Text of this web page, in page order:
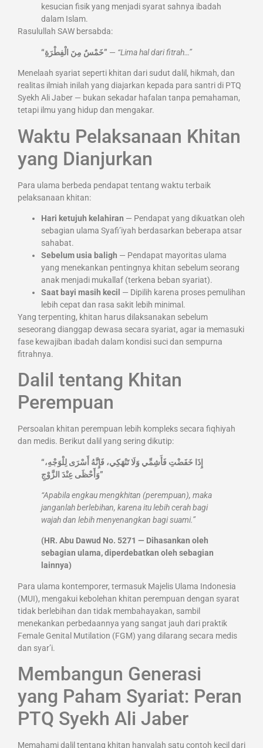
kesucian fisik yang menjadi syarat sahnya ibadah
dalam Islam.
Rasulullah SAW bersabda:
“خَمْسٌ مِنَ الْفِطْرَةِ” — “Lima hal dari fitrah…”
Menelaah syariat seperti khitan dari sudut dalil, hikmah, dan
realitas ilmiah inilah yang diajarkan kepada para santri di PTQ
Syekh Ali Jaber — bukan sekadar hafalan tanpa pemahaman,
tetapi ilmu yang hidup dan mengakar.
Waktu Pelaksanaan Khitan
yang Dianjurkan
Para ulama berbeda pendapat tentang waktu terbaik
pelaksanaan khitan:
Hari ketujuh kelahiran — Pendapat yang dikuatkan oleh
sebagian ulama Syafi’iyah berdasarkan beberapa atsar
sahabat.
Sebelum usia baligh — Pendapat mayoritas ulama
yang menekankan pentingnya khitan sebelum seorang
anak menjadi mukallaf (terkena beban syariat).
Saat bayi masih kecil — Dipilih karena proses pemulihan
lebih cepat dan rasa sakit lebih minimal.
Yang terpenting, khitan harus dilaksanakan sebelum
seseorang dianggap dewasa secara syariat, agar ia memasuki
fase kewajiban ibadah dalam kondisi suci dan sempurna
fitrahnya.
Dalil tentang Khitan
Perempuan
Persoalan khitan perempuan lebih kompleks secara fiqhiyah
dan medis. Berikut dalil yang sering dikutip:
“إِذَا خَفَضْتِ فَأَشِمِّي وَلَا تَنْهَكِي، فَإِنَّهُ أَسْرَى لِلْوَجْهِ،
وَأَحْظَى عِنْدَ الزَّوْجِ”
“Apabila engkau mengkhitan (perempuan), maka
janganlah berlebihan, karena itu lebih cerah bagi
wajah dan lebih menyenangkan bagi suami.”
(HR. Abu Dawud No. 5271 — Dihasankan oleh
sebagian ulama, diperdebatkan oleh sebagian
lainnya)
Para ulama kontemporer, termasuk Majelis Ulama Indonesia
(MUI), mengakui kebolehan khitan perempuan dengan syarat
tidak berlebihan dan tidak membahayakan, sambil
menekankan perbedaannya yang sangat jauh dari praktik
Female Genital Mutilation (FGM) yang dilarang secara medis
dan syar’i.
Membangun Generasi
yang Paham Syariat: Peran
PTQ Syekh Ali Jaber
Memahami dalil tentang khitan hanyalah satu contoh kecil dari